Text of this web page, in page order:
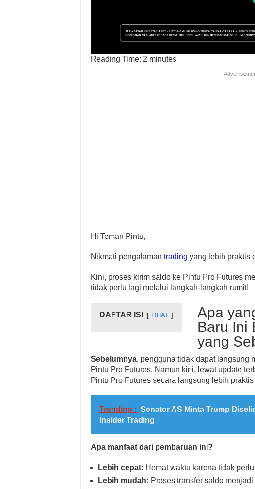
Reading Time: 2 minutes
Hi Teman Pintu,
Nikmati pengalaman trading yang lebih praktis
Kini, proses kirim saldo ke Pintu Pro Futures
tidak perlu lagi melalui langkah-langkah rumit!
DAFTAR ISI LIHAT
Apa
Baru Ini
yang
Sebelumnya, pengguna tidak dapat langsung
Pintu Pro Futures. Namun kini, lewat update
Pintu Pro Futures secara langsung lebih
Trending : Senator AS Minta Trump
Insider Trading
Apa manfaat dari pembaruan ini?
Lebih cepat: Hemat waktu karena tidak
Lebih mudah: Proses transfer saldo